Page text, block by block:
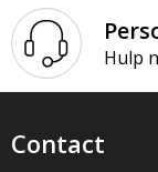
Hulp
Contact